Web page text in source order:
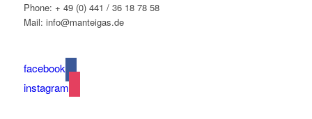
Phone: + 49 (0) 441 / 36 18 78 58
Mail: info@manteigas.de
facebook
instagram